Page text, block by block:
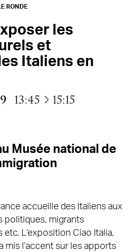
RONDE
les
et
Italiens en
13:45 à15:15
Musée national de
accueille des Italiens aux
politiques, migrants
L’exposition Ciao Italia,
mis l’accent sur les apports